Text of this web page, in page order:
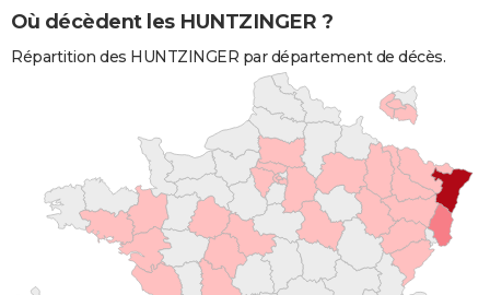
Où décèdent les HUNTZINGER ?
Répartition des HUNTZINGER par département de décès.